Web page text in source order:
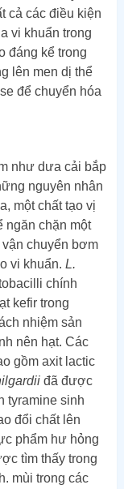
cả các điều kiện
vi khuẩn trong
đáng kể trong
lên men dị thể
để chuyển hóa
như dưa cải bắp
nguyên nhân
một chất tạo vị
ngăn chặn một
chuyển bơm
vi khuẩn. L.
chính
kefir trong
nhiệm sản
nên hạt. Các
gồm axit lactic
đã được
tyramine sinh
đổi chất lên
phẩm hư hỏng
tìm thấy trong
mùi trong các